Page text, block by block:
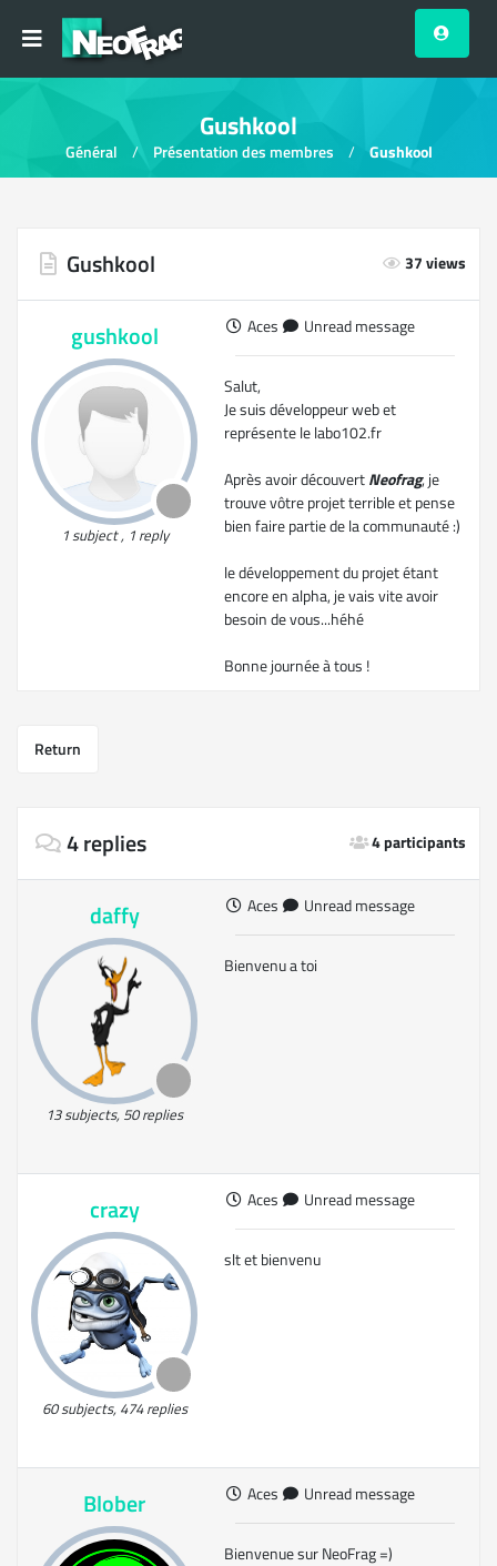
Gushkool
Général Présentation des membres Gushkool
37 views
Gushkool
gushkool
1 subject , 1 reply
Aces Unread message
Salut,
Je suis développeur web et
représente le labo102.fr
Après avoir découvertNeofrag, je
trouve vôtre projet terrible et pense
bien faire partie de la communauté :)
le développement du projet étant
encore en alpha, je vais vite avoir
besoin de vous...héhé
Bonne journée à tous !
Return
4 participants
4 replies
daffy
13 subjects, 50 replies
Aces Unread message
Bienvenu a toi
crazy
60 subjects, 474 replies
Aces Unread message
slt et bienvenu
Blober Aces Unread message
Bienvenue sur NeoFrag =)